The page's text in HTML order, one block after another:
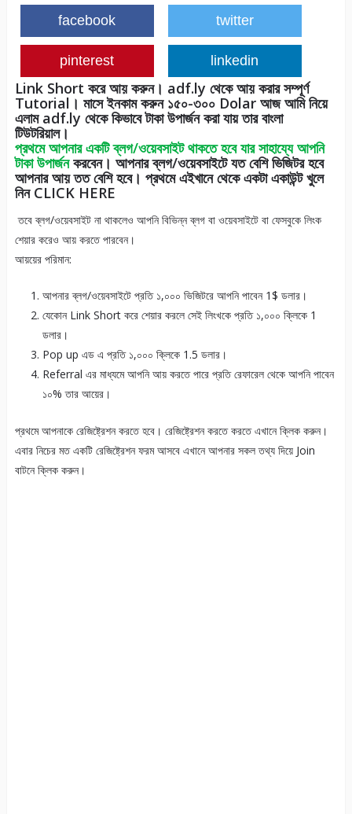
facebook twitter
pinterest linkedin
Link Short করে আয় করুন। adf.ly থেকে আয় করার সম্পূর্ণ
Tutorial। মাসে ইনকাম করুন ১৫০-৩০০ Dolar আজ আমি নিয়ে
এলাম adf.ly থেকে কিভাবে টাকা উপার্জন করা যায় তার বাংলা
টিউটরিয়াল।
প্রথমে আপনার একটি ব্লগ/ওয়েবসাইট থাকতে হবে যার সাহায্যে আপনি
টাকা উপার্জনকরবেন। আপনার ব্লগ/ওয়েবসাইটে যত বেশি ভিজিটর হবে
আপনার আয় তত বেশি হবে। প্রথমে এইখানে থেকে একটা একাউন্ট খুলে
নিন CLICK HERE
তবে ব্লগ/ওয়েবসাইট না থাকলেও আপনি বিভিন্ন ব্লগ বা ওয়েবসাইটে বা ফেসবুকে লিংক
শেয়ার করেও আয় করতে পারবেন।
আয়য়ের পরিমান:
আপনার ব্লগ/ওয়েবসাইটে প্রতি ১,০০০ ভিজিটরে আপনি পাবেন 1$ ডলার।
যেকোন Link Short করে শেয়ার করলে সেই লিংখকে প্রতি ১,০০০ ক্লিকে 1
ডলার।
Pop up এড এ প্রতি ১,০০০ ক্লিকে 1.5 ডলার।
Referral এর মাধ্যমে আপনি আয় করতে পারে প্রতি রেফারেল থেকে আপনি পাবেন
১০% তার আয়ের।
প্রথমে আপনাকে রেজিষ্ট্রেশন করতে হবে। রেজিষ্ট্রেশন করতে করতে এখানে ক্লিক করুন।
এবার নিচের মত একটি রেজিষ্ট্রেশন ফরম আসবে এখানে আপনার সকল তথ্য দিয়ে Join
বাটনে ক্লিক করুন।